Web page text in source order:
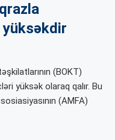
(BOKT)
yüksək olaraq qalır. Bu
(AMFA)